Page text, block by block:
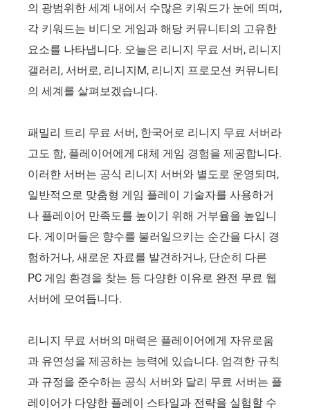
의 광범위한 세계 내에서 수많은 키워드가 눈에 띄며,
각 키워드는 비디오 게임과 해당 커뮤니티의 고유한
요소를 나타냅니다. 오늘은 리니지 무료 서버, 리니지
갤러리, 서버로, 리니지M, 리니지 프로모션 커뮤니티
의 세계를 살펴보겠습니다.
패밀리 트리 무료 서버, 한국어로 리니지 무료 서버라
고도 함, 플레이어에게 대체 게임 경험을 제공합니다.
이러한 서버는 공식 리니지 서버와 별도로 운영되며,
일반적으로 맞춤형 게임 플레이 기술자를 사용하거
나 플레이어 만족도를 높이기 위해 거부율을 높입니
다. 게이머들은 향수를 불러일으키는 순간을 다시 경
험하거나, 새로운 자료를 발견하거나, 단순히 다른
PC 게임 환경을 찾는 등 다양한 이유로 완전 무료 웹
서버에 모여듭니다.
리니지 무료 서버의 매력은 플레이어에게 자유로움
과 유연성을 제공하는 능력에 있습니다. 엄격한 규칙
과 규정을 준수하는 공식 서버와 달리 무료 서버는 플
레이어가 다양한 플레이 스타일과 전략을 실험할 수